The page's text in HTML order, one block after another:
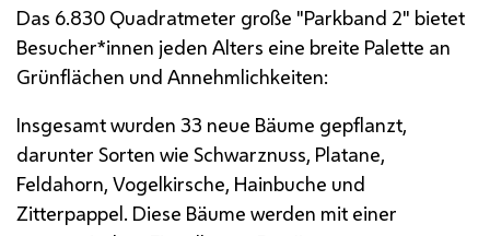
Das 6.830 Quadratmeter große "Parkband 2" bietet
Besucher*innen jeden Alters eine breite Palette an
Grünflächen und Annehmlichkeiten:
Insgesamt wurden 33 neue Bäume gepflanzt,
darunter Sorten wie Schwarznuss, Platane,
Feldahorn, Vogelkirsche, Hainbuche und
Zitterpappel. Diese Bäume werden mit einer